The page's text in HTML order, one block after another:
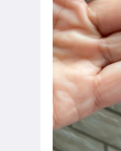
手錶與飾品配件
女包精品與女鞋